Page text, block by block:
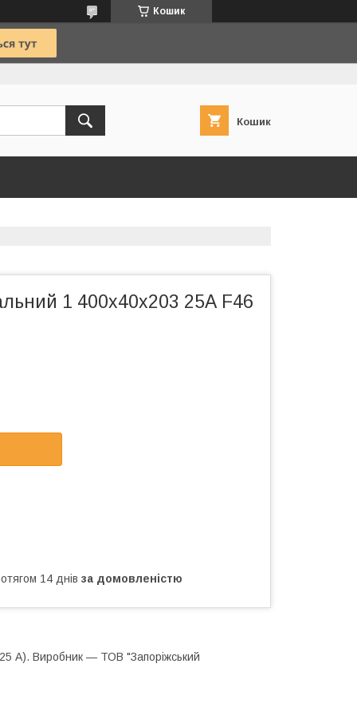
Кошик
Кошик
1 400х40х203 25А F46
14 днів за домовленістю
А). Виробник — ТОВ "Запоріжський